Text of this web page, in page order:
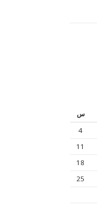
س
4
11
18
25